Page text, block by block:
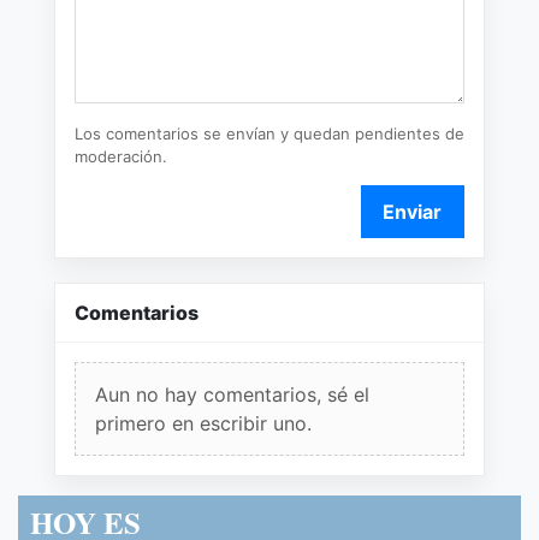
Los comentarios se envían y quedan pendientes de
moderación.
Enviar
Comentarios
Aun no hay comentarios, sé el
primero en escribir uno.
HOY ES